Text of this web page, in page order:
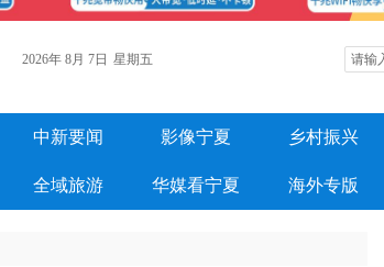
2026年 8月 7日 星期五
中新要闻 影像宁夏 乡村振兴
全域旅游 华媒看宁夏 海外专版